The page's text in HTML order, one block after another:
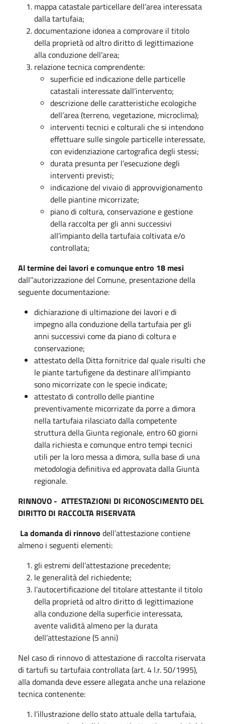
mappa catastale particellare dell’area interessata
dalla tartufaia;
documentazione idonea a comprovare il titolo
della proprietà od altro diritto di legittimazione
alla conduzione dell’area;
relazione tecnica comprendente:
superficie ed indicazione delle particelle
catastali interessate dall’intervento;
descrizione delle caratteristiche ecologiche
dell’area (terreno, vegetazione, microclima);
interventi tecnici e colturali che si intendono
effettuare sulle singole particelle interessate,
con evidenziazione cartografica degli stessi;
durata presunta per l’esecuzione degli
interventi previsti;
indicazione del vivaio di approvvigionamento
delle piantine micorrizate;
piano di coltura, conservazione e gestione
della raccolta per gli anni successivi
all’impianto della tartufaia coltivata e/o
controllata;
Al termine dei lavori e comunque entro 18 mesi
dall’’autorizzazione del Comune, presentazione della
seguente documentazione:
dichiarazione di ultimazione dei lavori e di
impegno alla conduzione della tartufaia per gli
anni successivi come da piano di coltura e
conservazione;
attestato della Ditta fornitrice dal quale risulti che
le piante tartufigene da destinare all’impianto
sono micorrizate con le specie indicate;
attestato di controllo delle piantine
preventivamente micorrizate da porre a dimora
nella tartufaia rilasciato dalla competente
struttura della Giunta regionale, entro 60 giorni
dalla richiesta e comunque entro tempi tecnici
utili per la loro messa a dimora, sulla base di una
metodologia definitiva ed approvata dalla Giunta
regionale.
RINNOVO - ATTESTAZIONI DI RICONOSCIMENTO DEL
DIRITTO DI RACCOLTA RISERVATA
La domanda di rinnovo dell’attestazione contiene
almeno i seguenti elementi:
gli estremi dell’attestazione precedente;
le generalità del richiedente;
l’autocertificazione del titolare attestante il titolo
della proprietà od altro diritto di legittimazione
alla conduzione della superficie interessata,
avente validità almeno per la durata
dell’attestazione (5 anni)
Nel caso di rinnovo di attestazione di raccolta riservata
di tartufi su tartufaia controllata (art. 4 l.r. 50/1995),
alla domanda deve essere allegata anche una relazione
tecnica contenente:
l’illustrazione dello stato attuale della tartufaia,